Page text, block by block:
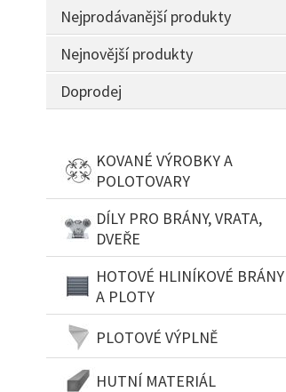
Nejprodávanější produkty
Nejnovější produkty
Doprodej
KOVANÉ VÝROBKY A
POLOTOVARY
DÍLY PRO BRÁNY, VRATA,
DVEŘE
HOTOVÉ HLINÍKOVÉ BRÁNY
A PLOTY
PLOTOVÉ VÝPLNĚ
HUTNÍ MATERIÁL